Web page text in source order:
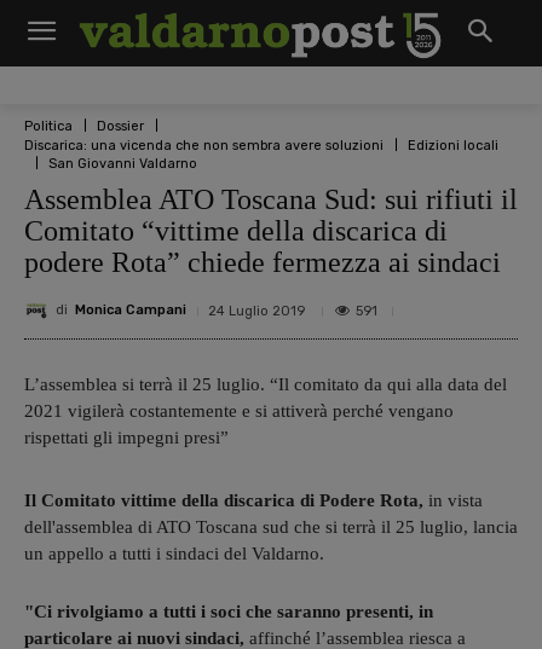
Politica
Dossier
Discarica: una vicenda che non sembra avere soluzioni
Edizioni locali
San Giovanni Valdarno
Assemblea ATO Toscana Sud: sui rifiuti il
Comitato “vittime della discarica di
podere Rota” chiede fermezza ai sindaci
di Monica Campani 24 Luglio 2019 591
L’assemblea si terrà il 25 luglio. “Il comitato da qui alla data del
2021 vigilerà costantemente e si attiverà perché vengano
rispettati gli impegni presi”
Il Comitato vittime della discarica di Podere Rota, in vista
dell'assemblea di ATO Toscana sud che si terrà il 25 luglio, lancia
un appello a tutti i sindaci del Valdarno.
"Ci rivolgiamo a tutti i soci che saranno presenti, in
particolare ai nuovi sindaci, affinché l’assemblea riesca a